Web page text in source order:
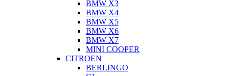
BMW X3
BMW X4
BMW X5
BMW X6
BMW X7
MINI COOPER
CITROEN
BERLINGO